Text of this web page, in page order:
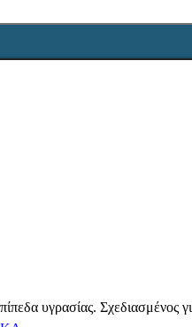
υγρασίας. Σχεδιασμένος